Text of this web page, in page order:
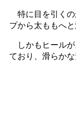
特に目を引くの
プから太ももへ
しかもヒールが
ており、滑らかな